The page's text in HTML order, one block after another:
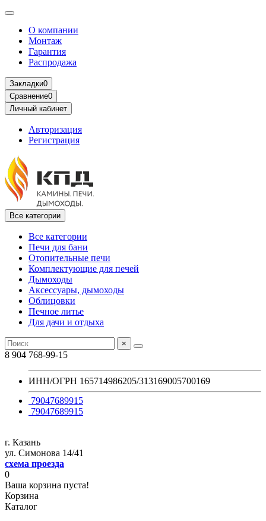
О компании
Монтаж
Гарантия
Распродажа
Закладки0
Сравнение0
Личный кабинет
Авторизация
Регистрация
Все категории
Все категории
Печи для бани
Отопительные печи
Комплектующие для печей
Дымоходы
Аксессуары, дымоходы
Облицовки
Печное литье
Для дачи и отдыха
×
8 904 768-99-15
ИНН/ОГРН 165714986205/313169005700169
79047689915
79047689915
г. Казань
ул. Симонова 14/41
схема проезда
0
Ваша корзина пуста!
Корзина
Каталог